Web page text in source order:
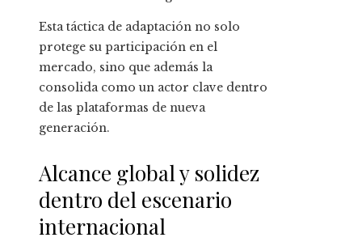
Esta táctica de adaptación no solo
protege su participación en el
mercado, sino que además la
consolida como un actor clave dentro
de las plataformas de nueva
generación.
Alcance global y solidez
dentro del escenario
internacional